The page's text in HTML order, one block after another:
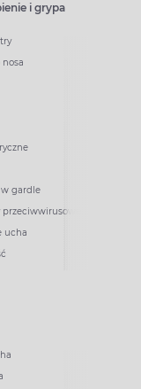
i grypa
gardle
ucha